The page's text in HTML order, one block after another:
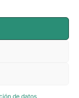
de datos